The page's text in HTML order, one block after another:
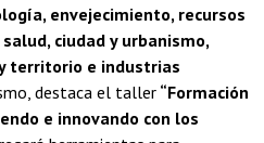
envejecimiento, recursos
ciudad y urbanismo,
territorio e industrias
destaca el taller “Formación
e innovando con los